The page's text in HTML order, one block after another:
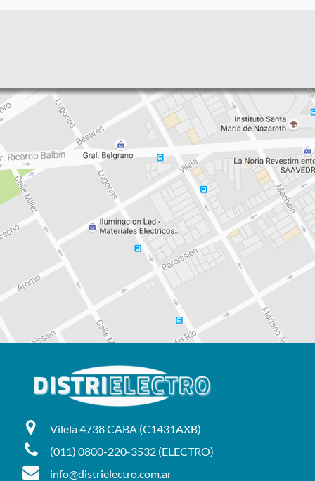
Vilela 4738 CABA (C1431AXB)
(011) 0800-220-3532 (ELECTRO)
info@distrielectro.com.ar